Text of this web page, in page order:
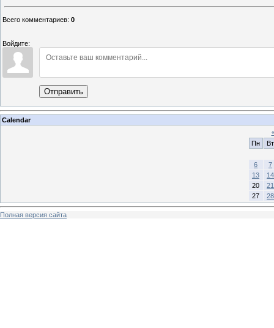
Всего комментариев: 0
Войдите:
Отправить
Calendar
Пн
Вт
6
7
13
14
20
21
27
28
Полная версия сайта